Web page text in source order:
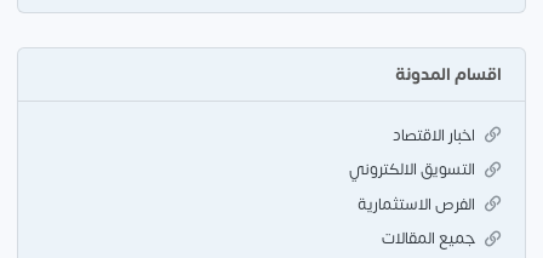
اقسام المدونة
اخبار الاقتصاد
التسويق الالكتروني
الفرص الاستثمارية
جميع المقالات